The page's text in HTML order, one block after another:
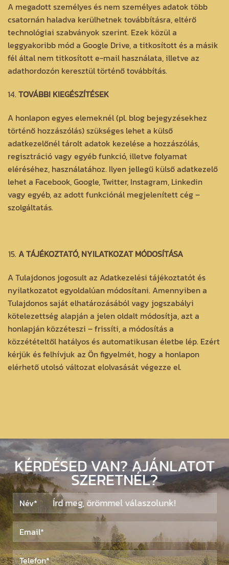
A megadott személyes és nem személyes adatok több
csatornán haladva kerülhetnek továbbításra, eltérő
technológiai szabványok szerint. Ezek közül a
leggyakoribb mód a Google Drive, a titkosított és a másik
fél által nem titkosított e-mail használata, illetve az
adathordozón keresztül történő továbbítás.
TOVÁBBI KIEGÉSZÍTÉSEK
A honlapon egyes elemeknél (pl. blog bejegyzésekhez
történő hozzászólás) szükséges lehet a külső
adatkezelőnél tárolt adatok kezelése a hozzászólás,
regisztráció vagy egyéb funkció, illetve folyamat
eléréséhez, használatához. Ilyen jellegű külső adatkezelő
lehet a Facebook, Google, Twitter, Instagram, Linkedin
vagy egyéb, az adott funkciónál megjelenített cég –
szolgáltatás.
A TÁJÉKOZTATÓ, NYILATKOZAT MÓDOSÍTÁSA
A Tulajdonos jogosult az Adatkezelési tájékoztatót és
nyilatkozatot egyoldalúan módosítani. Amennyiben a
Tulajdonos saját elhatározásából vagy jogszabályi
kötelezettség alapján a jelen oldalt módosítja, azt a
honlapján közzéteszi – frissíti, a módosítás a
közzétételtől hatályos és automatikusan életbe lép. Ezért
kérjük és felhívjuk az Ön figyelmét, hogy a honlapon
elérhető utolsó változat elolvasását végezze el.
KÉRDÉSED VAN? AJÁNLATOT
SZERETNÉL?
Írd meg, örömmel válaszolunk!